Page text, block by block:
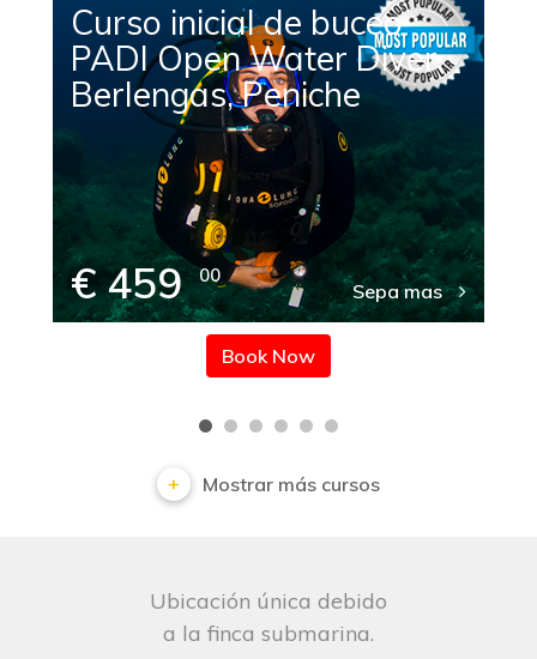
Curso inicial de buceo
PADI Open Water Diver
Berlengas, Peniche
€ 459 00
Sepa mas
Book Now
Mostrar más cursos
Ubicación única debido
a la finca submarina.